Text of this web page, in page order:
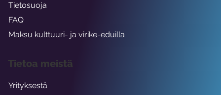
Tietosuoja
FAQ
Maksu kulttuuri- ja virike-eduilla
Tietoa meistä
Yrityksestä